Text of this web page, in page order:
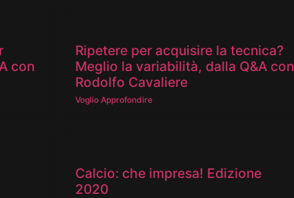
con
Ripetere per acquisire la tecnica?
Meglio la variabilità, dalla Q&A con
Rodolfo Cavaliere
Voglio Approfondire
Calcio: che impresa! Edizione
2020